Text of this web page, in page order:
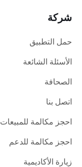
شركة
حمل التطبيق
الأسئلة الشائعة
الصحافة
اتصل بنا
احجز مكالمة للمبيعات
احجز مكالمة للدعم
زيارة الأكاديمية